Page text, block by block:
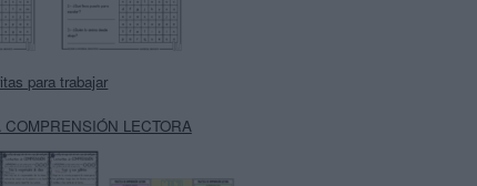
para trabajar
LECTORA